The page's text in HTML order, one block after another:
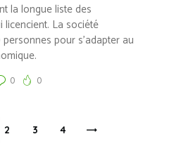
la longue liste des
licencient. La société
pour s’adapter au
0 0
PAGE
2 PAGE
3 PAGE
4